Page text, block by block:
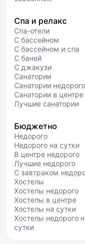
Спа и релакс
Спа-отели
С бассейном
С бассейном и спа
С баней
С джакузи
Санатории
Санатории недорого
Санатории в центре
Лучшие санатории
Бюджетно
Недорого
Недорого на сутки
В центре недорого
Лучшие недорого
С завтраком
Хостелы
Хостелы недорого
Хостелы в центре
Хостелы на сутки
Хостелы недорого
сутки